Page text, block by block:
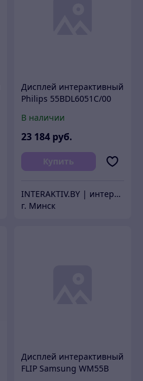
Дисплей интерактивный
Philips 55BDL6051C/00
В наличии
23 184 руб.
Купить
INTERAKTIV.BY | интерактивное оборудование
г. Минск
Дисплей интерактивный
FLIP Samsung WM55B